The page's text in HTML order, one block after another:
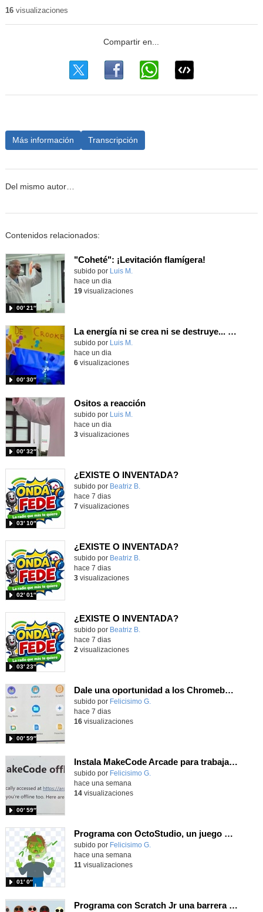
16visualizaciones
Más información Transcripción
Del mismo autor…
Contenidos relacionados:
"Coheté": ¡Levitación flamígera!
Contenido educativo.
subido por Luis M.
00′ 21″
hace un dia
19visualizaciones
La energía ni se crea ni se destruye... ¡se experimenta! El Tierno en la Feria Madrid es Ciencia 2026
Contenido educativo.
subido por Luis M.
00′ 30″
hace un dia
6visualizaciones
Ositos a reacción
Contenido educativo.
subido por Luis M.
00′ 32″
hace un dia
3visualizaciones
¿EXISTE O INVENTADA?
Contenido educativo.
subido por Beatriz B.
03′ 10″
hace 7 dias
7visualizaciones
¿EXISTE O INVENTADA?
Contenido educativo.
subido por Beatriz B.
02′ 01″
hace 7 dias
3visualizaciones
¿EXISTE O INVENTADA?
Contenido educativo.
subido por Beatriz B.
03′ 23″
hace 7 dias
2 visualizaciones
Dale una oportunidad a los Chromebooks y utiliza un proyector para realizar talleres si no tienes pantallas táctiles
Contenido educativo.
subido por Felicisimo G.
00′ 59″
hace 7 dias
16visualizaciones
Instala MakeCode Arcade para trabajar offline en tu tablet, ordenador, Chromebook
Contenido educativo.
subido por Felicisimo G.
00′ 59″
hace una semana
14visualizaciones
Programa con OctoStudio, un juego homenajeando al House of the dead con Zombies
Contenido educativo.
subido por Felicisimo G.
01′ 0″
hace una semana
11 visualizaciones
Programa con Scratch Jr una barrera que se desplaza para dar sensación de movimiento